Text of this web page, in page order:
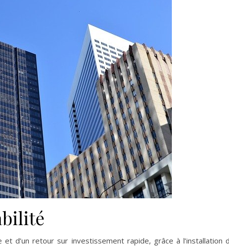
et d’un retour sur investissement rapide, grâce à l’installation